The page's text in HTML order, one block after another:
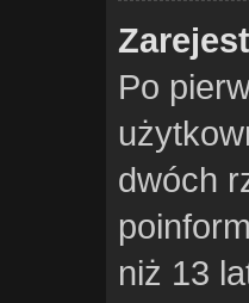
Po
dwóch
niż 13